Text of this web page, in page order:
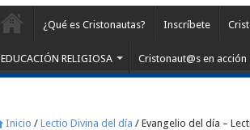
¿Qué es Cristonautas? Inscríbete
EDUCACIÓN RELIGIOSA Cristonaut@s en acción
Inicio / Lectio Divina del día / Evangelio del día –